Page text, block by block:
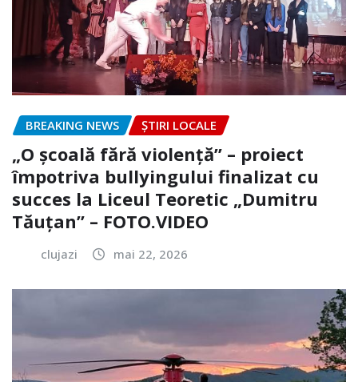
BREAKING NEWS ȘTIRI LOCALE
„O școală fără violență” – proiect
împotriva bullyingului finalizat cu
succes la Liceul Teoretic „Dumitru
Tăuțan” – FOTO.VIDEO
clujazi mai 22, 2026